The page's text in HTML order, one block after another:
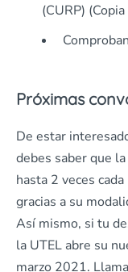
(CURP)
Próximas
De estar
debes saber que
hasta 2 veces
gracias a su
Así mismo, si tu
la UTEL abre su
marzo 2021.